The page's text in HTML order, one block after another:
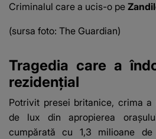
Criminalul care a ucis-o pe
(sursa foto: The Guardian)
Tragedia care a
rezidențial
Potrivit presei britanice, crima
de lux din apropierea
cumpărată cu 1,3 milioane